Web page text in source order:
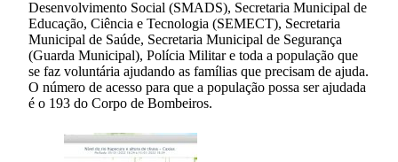
Desenvolvimento Social (SMADS), Secretaria Municipal de
Educação, Ciência e Tecnologia (SEMECT), Secretaria
Municipal de Saúde, Secretaria Municipal de Segurança
(Guarda Municipal), Polícia Militar e toda a população que
se faz voluntária ajudando as famílias que precisam de ajuda.
O número de acesso para que a população possa ser ajudada
é o 193 do Corpo de Bombeiros.